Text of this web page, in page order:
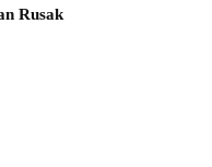
Rusak